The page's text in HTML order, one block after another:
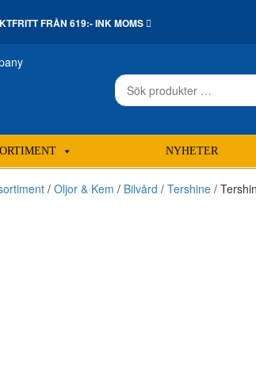
FRÅN 619:- INK MOMS
Sök
efter:
NYHETER
/ Oljor & Kem / Bilvård / Tershine /